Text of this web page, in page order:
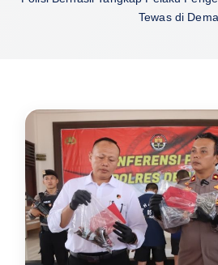
Tewas di